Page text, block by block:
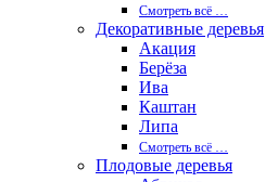
Смотреть вcё …
Декоративные деревья
Акация
Берёза
Ива
Каштан
Липа
Смотреть вcё …
Плодовые деревья